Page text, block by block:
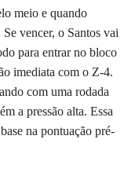
meio e quando
vencer, o Santos vai
para entrar no bloco
imediata com o Z-4.
com uma rodada
a pressão alta. Essa
na pontuação pré-